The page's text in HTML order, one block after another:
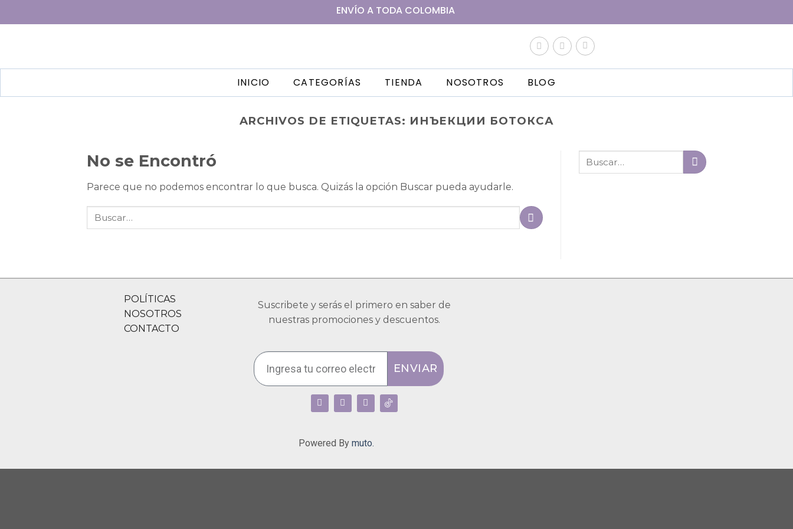
ENVÍO A TODA COLOMBIA
INICIO CATEGORÍAS TIENDA NOSOTROS BLOG
ARCHIVOS DE ETIQUETAS: ИНЪЕКЦИИ БОТОКСА
No se Encontró
Parece que no podemos encontrar lo que busca. Quizás la opción Buscar pueda ayudarle.
POLÍTICAS
NOSOTROS
CONTACTO
Suscribete y serás el primero en saber de
nuestras promociones y descuentos.
ENVIAR
Powered By muto.